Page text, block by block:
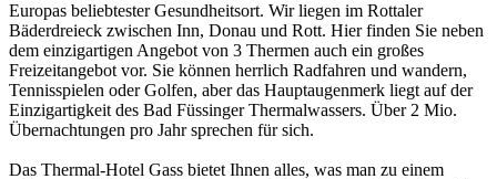
Europas beliebtester Gesundheitsort. Wir liegen im Rottaler
Bäderdreieck zwischen Inn, Donau und Rott. Hier finden Sie neben
dem einzigartigen Angebot von 3 Thermen auch ein großes
Freizeitangebot vor. Sie können herrlich Radfahren und wandern,
Tennisspielen oder Golfen, aber das Hauptaugenmerk liegt auf der
Einzigartigkeit des Bad Füssinger Thermalwassers. Über 2 Mio.
Übernachtungen pro Jahr sprechen für sich.
Das Thermal-Hotel Gass bietet Ihnen alles, was man zu einem